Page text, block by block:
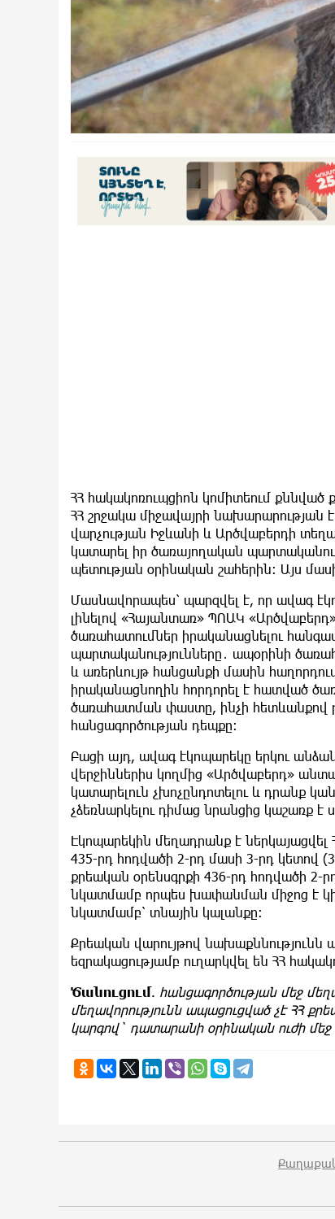
ՀՀ հակակոռուպցիոն կոմիտեում քննված
ՀՀ շրջակա միջավայրի նախարարության
վարչության Իջևանի և Արծվաբերդի
կատարել իր ծառայողական
պետության օրինական շահերին։ Այս
Մասնավորապես՝ պարզվել է, որ ավագ
լինելով «Հայանտառ» ՊՈԱԿ
ծառահատումներ իրականացնելու
պարտականությունները․ ապօրինի
և առերևույթ հանցանքի մասին
իրականացնողին հորդորել է հատված
ծառահատման փաստը, ինչի հետևանքով
հանցագործության դեպքը։
Բացի այդ, ավագ էկոպարեկը երկու
վերջիններիս կողմից «Արծվաբերդ»
կատարելուն չխոչընդոտելու և դրանք
չձեռնարկելու դիմաց նրանցից կաշառք է
Էկոպարեկին մեղադրանք է ներկայացվել
435-րդ հոդվածի 2-րդ մասի 3-րդ կետով
քրեական օրենսգրքի 436-րդ հոդվածի 2-
նկատմամբ որպես խափանման միջոց է
նկատմամբ՝ տնային կալանքը:
Քրեական վարույթով նախաքննությունն
եզրակացությամբ ուղարկվել են ՀՀ
Ծանուցում. հանցագործության մեջ
մեղավորությունն ապացուցված չէ ՀՀ
կարգով` դատարանի օրինական ուժի